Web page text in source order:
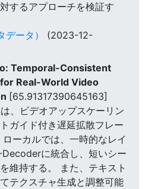
するアプローチを検証す
ータ）
(2023-12-
Temporal-Consistent
Real-World Video
[65.91317390645163]
、ビデオアップスケーリン
ガイド付き遅延拡散フレー
ーカルでは、一時的なレイ
に統合し、短いシー
維持する。 また、テキスト
テクスチャ生成と調整可能